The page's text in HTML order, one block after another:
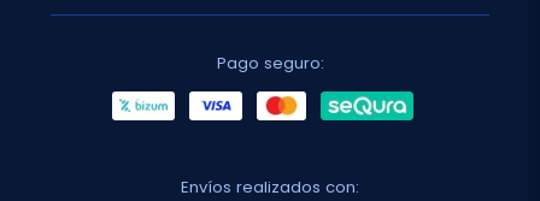
Pago seguro:
Envíos realizados con: